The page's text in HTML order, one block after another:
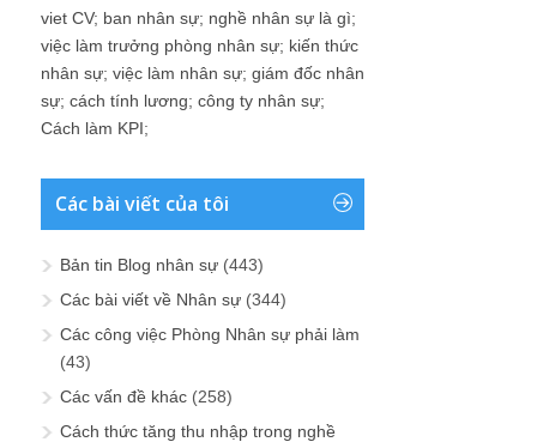
viet CV; ban nhân sự; nghề nhân sự là gì;
việc làm trưởng phòng nhân sự; kiến thức
nhân sự; việc làm nhân sự; giám đốc nhân
sự; cách tính lương; công ty nhân sự;
Cách làm KPI;
Các bài viết của tôi
Bản tin Blog nhân sự (443)
Các bài viết về Nhân sự (344)
Các công việc Phòng Nhân sự phải làm
(43)
Các vấn đề khác (258)
Cách thức tăng thu nhập trong nghề